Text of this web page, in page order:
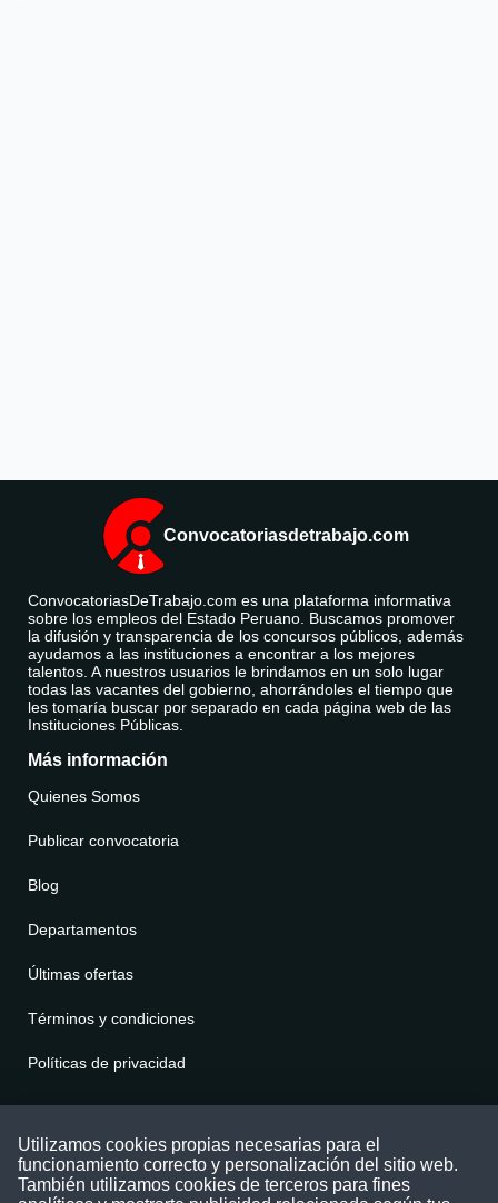
Convocatoriasdetrabajo.com
ConvocatoriasDeTrabajo.com es una plataforma informativa
sobre los empleos del Estado Peruano. Buscamos promover
la difusión y transparencia de los concursos públicos, además
ayudamos a las instituciones a encontrar a los mejores
talentos. A nuestros usuarios le brindamos en un solo lugar
todas las vacantes del gobierno, ahorrándoles el tiempo que
les tomaría buscar por separado en cada página web de las
Instituciones Públicas.
Más información
Quienes Somos
Publicar convocatoria
Blog
Departamentos
Últimas ofertas
Términos y condiciones
Políticas de privacidad
Puede comunicarse con nosotros a través
nuestras redes sociales o del correo:
Utilizamos cookies propias necesarias para el
funcionamiento correcto y personalización del sitio web.
También utilizamos cookies de terceros para fines